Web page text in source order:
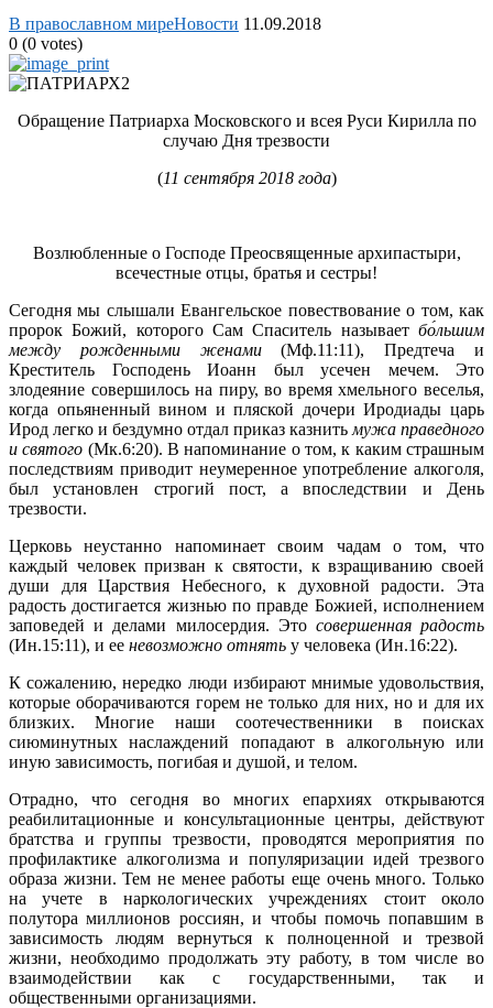
В православном миреНовости 11.09.2018
0 (0 votes)
Обращение Патриарха Московского и всея Руси Кирилла по
случаю Дня трезвости
(11 сентября 2018 года)
Возлюбленные о Господе Преосвященные архипастыри,
всечестные отцы, братья и сестры!
Сегодня мы слышали Евангельское повествование о том, как
пророк Божий, которого Сам Спаситель называет бо́льшим
между рожденными женами(Мф.11:11), Предтеча и
Креститель Господень Иоанн был усечен мечем. Это
злодеяние совершилось на пиру, во время хмельного веселья,
когда опьяненный вином и пляской дочери Иродиады царь
Ирод легко и бездумно отдал приказ казнить мужа праведного
и святого (Мк.6:20). В напоминание о том, к каким страшным
последствиям приводит неумеренное употребление алкоголя,
был установлен строгий пост, а впоследствии и День
трезвости.
Церковь неустанно напоминает своим чадам о том, что
каждый человек призван к святости, к взращиванию своей
души для Царствия Небесного, к духовной радости. Эта
радость достигается жизнью по правде Божией, исполнением
заповедей и делами милосердия. Это совершенная радость
(Ин.15:11), и ее невозможно отнять у человека (Ин.16:22).
К сожалению, нередко люди избирают мнимые удовольствия,
которые оборачиваются горем не только для них, но и для их
близких. Многие наши соотечественники в поисках
сиюминутных наслаждений попадают в алкогольную или
иную зависимость, погибая и душой, и телом.
Отрадно, что сегодня во многих епархиях открываются
реабилитационные и консультационные центры, действуют
братства и группы трезвости, проводятся мероприятия по
профилактике алкоголизма и популяризации идей трезвого
образа жизни. Тем не менее работы еще очень много. Только
на учете в наркологических учреждениях стоит около
полутора миллионов россиян, и чтобы помочь попавшим в
зависимость людям вернуться к полноценной и трезвой
жизни, необходимо продолжать эту работу, в том числе во
взаимодействии как с государственными, так и
общественными организациями.